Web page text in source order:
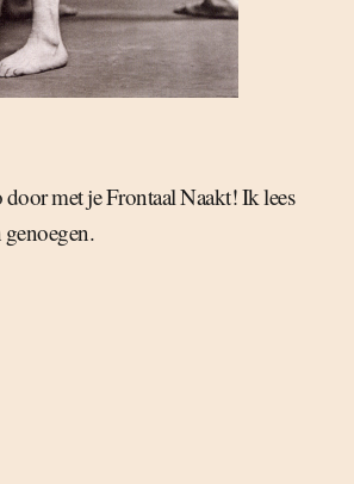
door met je Frontaal Naakt! Ik lees
genoegen.